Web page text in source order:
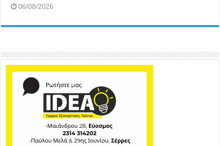
06/08/2026